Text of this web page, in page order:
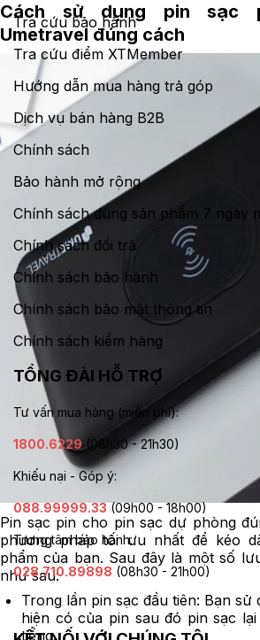
Cách sử dụng pin sạc
Umetravel đúng cách
Pin sạc pin cho pin sạc dự phòng
phương pháp tối ưu nhất để kéo
phẩm của bạn. Sau đây là một số
như sau:
Trong lần pin sạc đầu tiên: Bạn sử
hiện có của pin sau đó pin sạc
tiếng.
Tra cứu bảo hành
Tra cứu điểm XTMember
Hướng dẫn mua hàng trả góp
Dịch vụ bán hàng B2B
Chính sách
Bảo hành mở rộng
Chính sách dùng sản phẩm 7 ngày
Chính sách đổi trả
Chính sách bảo hành
Chính sách bảo mật thông tin
Chính sách kiểm hàng
TỔNG ĐÀI HỖ TRỢ
Tư vấn mua hàng (miễn phí):
1800.6229 (08h30 - 21h30)
Khiếu nại - Góp ý:
088.99999.33(09h00 - 18h00)
Trung tâm bảo hành:
028.710.89898 (08h30 - 21h00)